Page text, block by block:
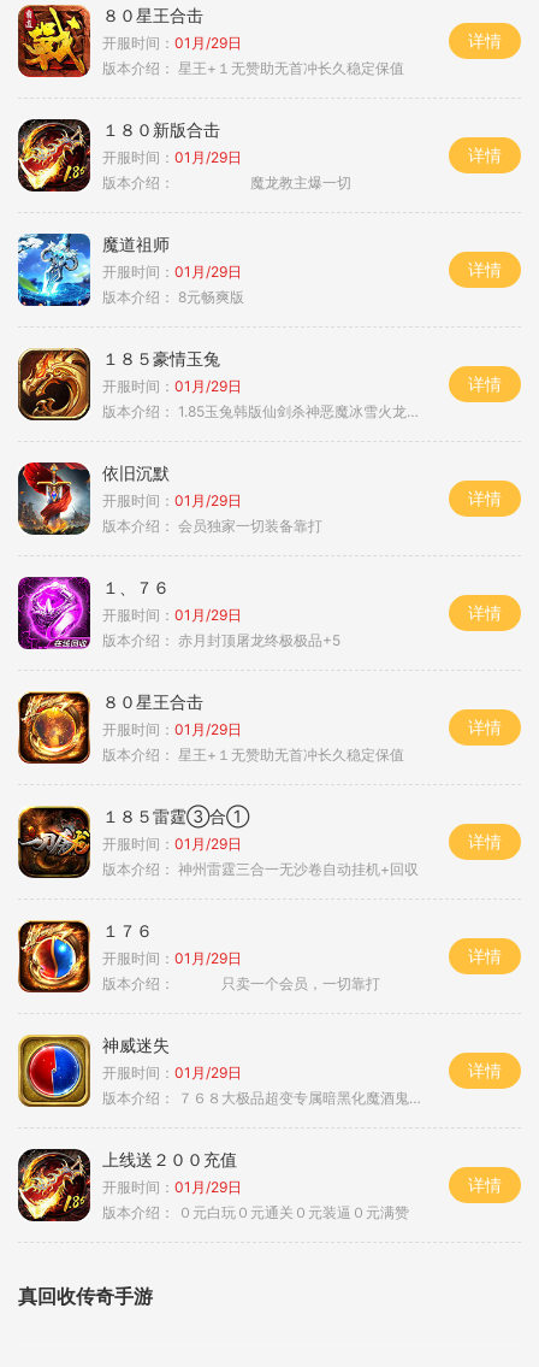
８０星王合击
开服时间： 01月/29日
版本介绍： 星王+１无赞助无首冲长久稳定保值
详情
１８０新版合击
开服时间： 01月/29日
版本介绍：
魔龙教主爆一切
详情
魔道祖师
开服时间： 01月/29日
版本介绍： 8元畅爽版
详情
１８５豪情玉兔
开服时间： 01月/29日
版本介绍： 1.85玉兔韩版仙剑杀神恶魔冰雪火龙神器专属
详情
依旧沉默
开服时间： 01月/29日
版本介绍： 会员独家一切装备靠打
详情
１、７６
开服时间： 01月/29日
版本介绍： 赤月封顶屠龙终极极品+5
详情
８０星王合击
开服时间： 01月/29日
版本介绍： 星王+１无赞助无首冲长久稳定保值
详情
１８５雷霆③合①
开服时间： 01月/29日
版本介绍： 神州雷霆三合一无沙卷自动挂机+回収
详情
１７６
开服时间： 01月/29日
版本介绍：
只卖一个会员，一切靠打
详情
神威迷失
开服时间： 01月/29日
版本介绍：
７６８大极品超变专属暗黑化魔酒鬼微变合击火
详情
上线送２００充值
开服时间： 01月/29日
版本介绍：
０元白玩０元通关０元装逼０元满赞
详情
真回收传奇手游